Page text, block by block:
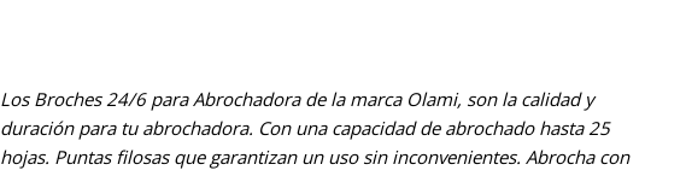
Los Broches 24/6 para Abrochadora de la marca Olami, son la calidad y
duración para tu abrochadora. Con una capacidad de abrochado hasta 25
hojas. Puntas filosas que garantizan un uso sin inconvenientes. Abrocha con